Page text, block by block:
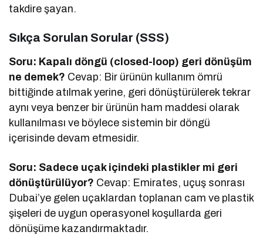
takdire şayan.
Sıkça Sorulan Sorular (SSS)
Soru: Kapalı döngü (closed-loop) geri dönüşüm
ne demek? Cevap: Bir ürünün kullanım ömrü
bittiğinde atılmak yerine, geri dönüştürülerek tekrar
aynı veya benzer bir ürünün ham maddesi olarak
kullanılması ve böylece sistemin bir döngü
içerisinde devam etmesidir.
Soru: Sadece uçak içindeki plastikler mi geri
dönüştürülüyor? Cevap: Emirates, uçuş sonrası
Dubai’ye gelen uçaklardan toplanan cam ve plastik
şişeleri de uygun operasyonel koşullarda geri
dönüşüme kazandırmaktadır.